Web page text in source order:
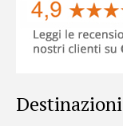
Destinazioni